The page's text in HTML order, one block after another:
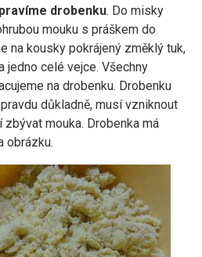
drobenku. Do misky
mouku s práškem do
na kousky pokrájený změklý tuk,
jedno celé vejce. Všechny
na drobenku. Drobenku
důkladně, musí vzniknout
zbývat mouka. Drobenka má
obrázku.